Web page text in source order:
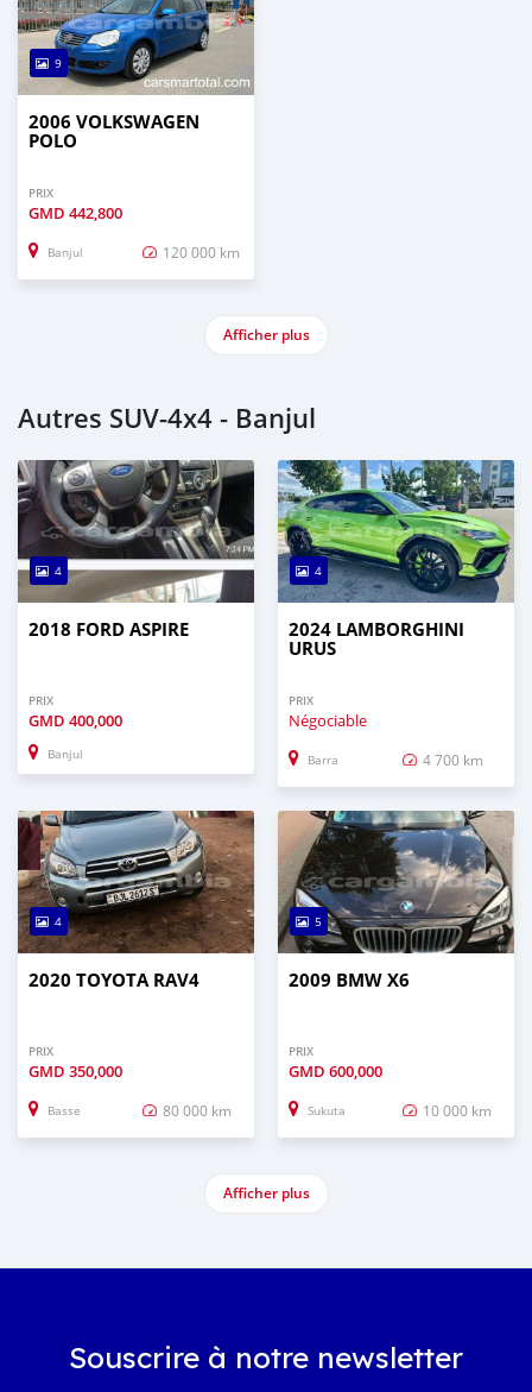
9
2006 VOLKSWAGEN
POLO
PRIX
GMD 442,800
Banjul 120 000 km
Afficher plus
Autres SUV‒4x4 - Banjul
4
2018 FORD ASPIRE
PRIX
GMD 400,000
Banjul
4
2024 LAMBORGHINI
URUS
PRIX
Négociable
Barra 4 700 km
4
2020 TOYOTA RAV4
PRIX
GMD 350,000
Basse 80 000 km
5
2009 BMW X6
PRIX
GMD 600,000
Sukuta 10 000 km
Afficher plus
Souscrire à notre newsletter